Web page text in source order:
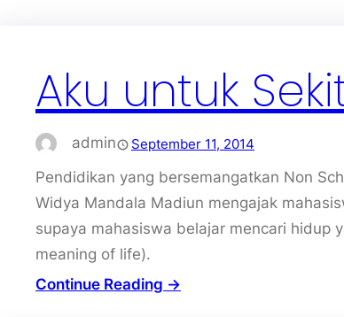
Aku untuk
admin September 11, 2014
Pendidikan yang bersemangatkan Non
Widya Mandala Madiun mengajak
supaya mahasiswa belajar mencari hidup
meaning of life).
Continue Reading →